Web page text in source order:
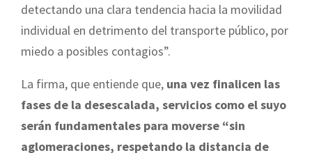
detectando una clara tendencia hacia la movilidad
individual en detrimento del transporte público, por
miedo a posibles contagios”.
La firma, que entiende que, una vez finalicen las
fases de la desescalada, servicios como el suyo
serán fundamentales para moverse “sin
aglomeraciones, respetando la distancia de